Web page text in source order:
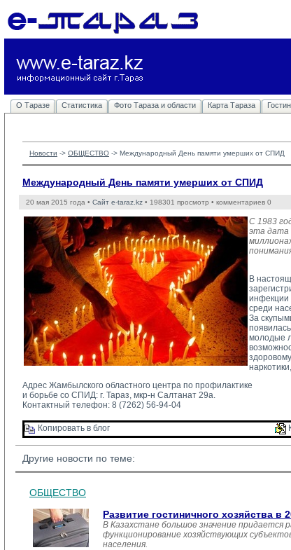
О Таразе Статистика Фото Тараза и области Карта Тараза
Новости -> ОБЩЕСТВО -> Международный День памяти умерших от СПИД
Международный День памяти умерших от СПИД
20 мая 2015 года • Сайт e-taraz.kz • 198301 просмотр • комментариев 0
С 1983
эта дата
В
инфекции
среди
За
молодые
Адрес Жамбылского областного центра по профилактике
и борьбе со СПИД: г. Тараз, мкр-н Салтанат 29а.
Контактный телефон: 8 (7262) 56-94-04
Копировать в блог
Другие новости по теме:
ОБЩЕСТВО
Развитие гостиничного хозяйства в
В Казахстане большое значение придается
функционирование хозяйствующих
населения.